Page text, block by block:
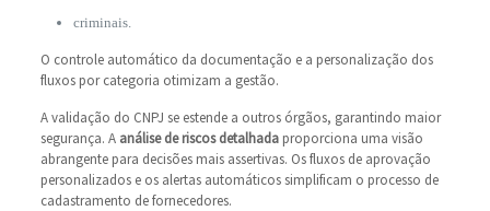
criminais.
O controle automático da documentação e a personalização dos
fluxos por categoria otimizam a gestão.
A validação do CNPJ se estende a outros órgãos, garantindo maior
segurança. A análise de riscos detalhadaproporciona uma visão
abrangente para decisões mais assertivas. Os fluxos de aprovação
personalizados e os alertas automáticos simplificam o processo de
cadastramento de fornecedores.